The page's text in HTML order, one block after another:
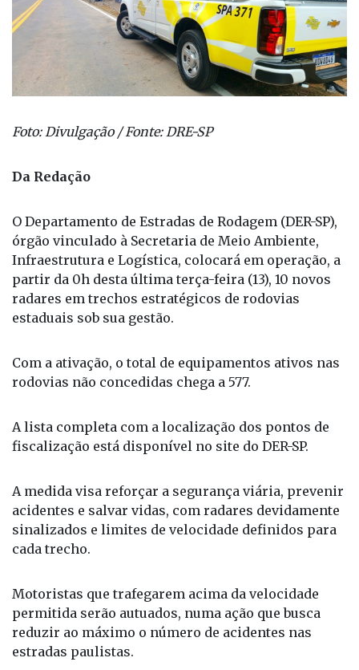
Foto: Divulgação / Fonte: DRE-SP
Da Redação
O Departamento de Estradas de Rodagem (DER-SP),
órgão vinculado à Secretaria de Meio Ambiente,
Infraestrutura e Logística, colocará em operação, a
partir da 0h desta última terça-feira (13), 10 novos
radares em trechos estratégicos de rodovias
estaduais sob sua gestão.
Com a ativação, o total de equipamentos ativos nas
rodovias não concedidas chega a 577.
A lista completa com a localização dos pontos de
fiscalização está disponível no site do DER-SP.
A medida visa reforçar a segurança viária, prevenir
acidentes e salvar vidas, com radares devidamente
sinalizados e limites de velocidade definidos para
cada trecho.
Motoristas que trafegarem acima da velocidade
permitida serão autuados, numa ação que busca
reduzir ao máximo o número de acidentes nas
estradas paulistas.